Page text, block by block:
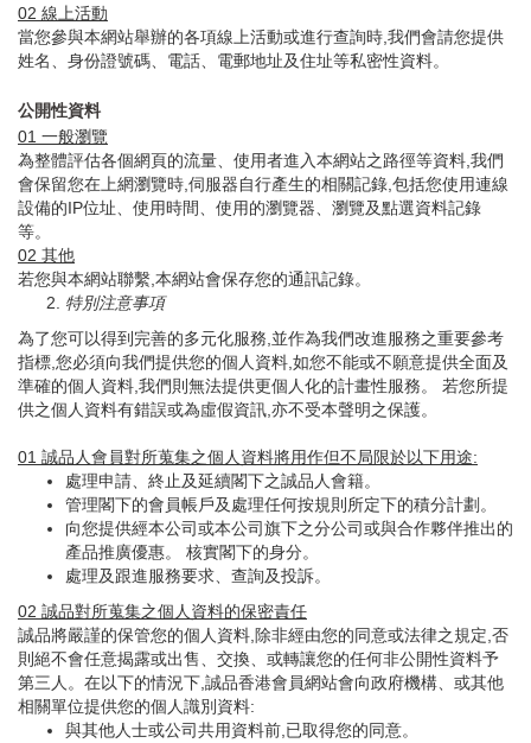
02 線上活動
當您參與本網站舉辦的各項線上活動或進行查詢時,我們會請您提供
姓名、身份證號碼、電話、電郵地址及住址等私密性資料。
公開性資料
01 一般瀏覽
為整體評估各個網頁的流量、使用者進入本網站之路徑等資料,我們
會保留您在上網瀏覽時,伺服器自行產生的相關記錄,包括您使用連線
設備的IP位址、使用時間、使用的瀏覽器、瀏覽及點選資料記錄
等。
02 其他
若您與本網站聯繫,本網站會保存您的通訊記錄。
特別注意事項
為了您可以得到完善的多元化服務,並作為我們改進服務之重要參考
指標,您必須向我們提供您的個人資料,如您不能或不願意提供全面及
準確的個人資料,我們則無法提供更個人化的計畫性服務。 若您所提
供之個人資料有錯誤或為虛假資訊,亦不受本聲明之保護。
01 誠品人會員對所蒐集之個人資料將用作但不局限於以下用途:
處理申請、終止及延續閣下之誠品人會籍。
管理閣下的會員帳戶及處理任何按規則所定下的積分計劃。
向您提供經本公司或本公司旗下之分公司或與合作夥伴推出的
產品推廣優惠。 核實閣下的身分。
處理及跟進服務要求、查詢及投訴。
02 誠品對所蒐集之個人資料的保密責任
誠品將嚴謹的保管您的個人資料,除非經由您的同意或法律之規定,否
則絕不會任意揭露或出售、交換、或轉讓您的任何非公開性資料予
第三人。在以下的情況下,誠品香港會員網站會向政府機構、或其他
相關單位提供您的個人識別資料:
與其他人士或公司共用資料前,已取得您的同意。